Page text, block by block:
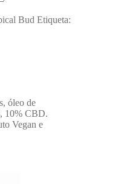
Bud Etiqueta:
óleo de
10% CBD.
Vegan e